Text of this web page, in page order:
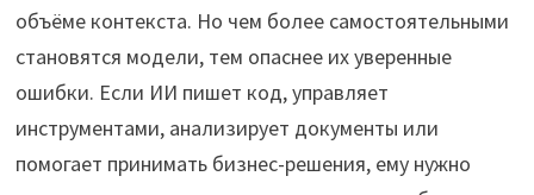
объёме контекста. Но чем более самостоятельными
становятся модели, тем опаснее их уверенные
ошибки. Если ИИ пишет код, управляет
инструментами, анализирует документы или
помогает принимать бизнес-решения, ему нужно